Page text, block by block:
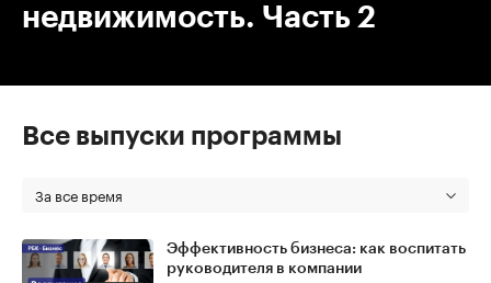
недвижимость. Часть 2
Все выпуски программы
За все время
Эффективность бизнеса: как воспитать
руководителя в компании